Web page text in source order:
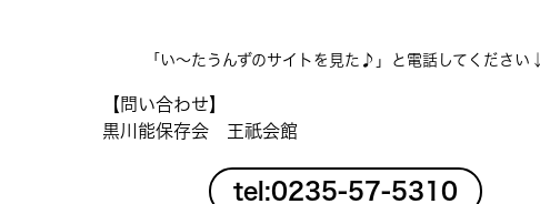
「い〜たうんずのサイトを見た♪」と電話してください↓
【問い合わせ】
黒川能保存会 王祇会館
tel:0235-57-5310